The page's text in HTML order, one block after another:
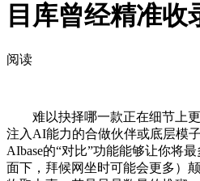
目库曾经精准收
阅读
难以抉择哪一款正在细节上更
注入AI能力的合做伙伴或底层模
AIbase的“对比”功能能够让你将
面下，拜候网坐时可能会更多）